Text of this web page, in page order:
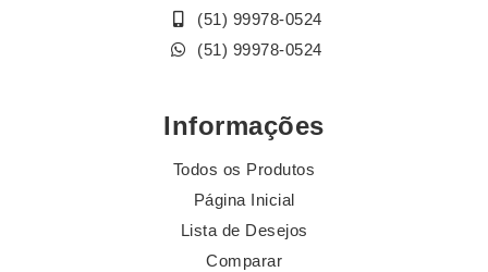
(51) 99978-0524
(51) 99978-0524
Informações
Todos os Produtos
Página Inicial
Lista de Desejos
Comparar